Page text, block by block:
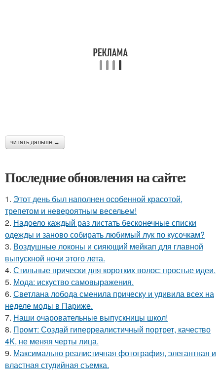
читать дальше →
Последние обновления на сайте:
1. Этот день был наполнен особенной красотой,
трепетом и невероятным весельем!
2. Надоело каждый раз листать бесконечные списки
одежды и заново собирать любимый лук по кусочкам?
3. Воздушные локоны и сияющий мейкап для главной
выпускной ночи этого лета.
4. Стильные прически для коротких волос: простые идеи.
5. Мода: искуство самовыражения.
6. Светлана лобода сменила прическу и удивила всех на
неделе моды в Париже.
7. Наши очаровательные выпускницы школ!
8. Промт: Создай гиперреалистичный портрет, качество
4K, не меняя черты лица.
9. Максимально реалистичная фотография, элегантная и
властная студийная съемка.